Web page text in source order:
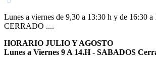
Lunes a viernes de 9,30 a 13:30 h y de 16:30 a
CERRADO ....
HORARIO JULIO Y AGOSTO
Lunes a Viernes 9 A 14.H - SABADOS